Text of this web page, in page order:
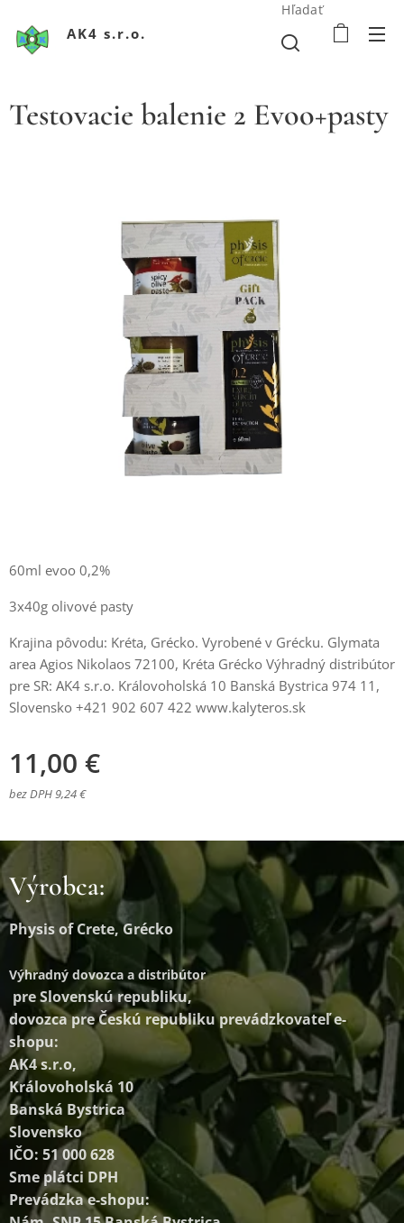
AK4 s.r.o.
Hľadať
Testovacie balenie 2 Evoo+pasty
60ml evoo 0,2%
3x40g olivové pasty
Krajina pôvodu: Kréta, Grécko. Vyrobené v Grécku. Glymata
area Agios Nikolaos 72100, Kréta Grécko Výhradný distribútor
pre SR: AK4 s.r.o. Královoholská 10 Banská Bystrica 974 11,
Slovensko +421 902 607 422 www.kalyteros.sk
11,00 €
bez DPH 9,24 €
Výrobca:
Physis of Crete, Grécko
Výhradný dovozca a distribútor
pre Slovenskú republiku,
dovozca pre Českú republiku prevádzkovateľ e-
shopu:
AK4 s.r.o,
Královoholská 10
Banská Bystrica
Slovensko
IČO: 51 000 628
Sme plátci DPH
Prevádzka e-shopu: